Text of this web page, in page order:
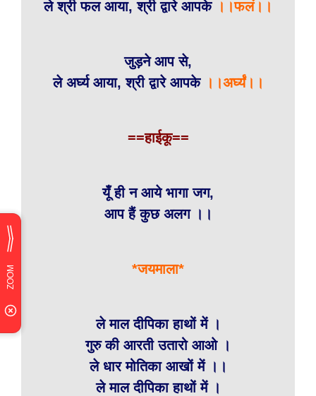
ले श्री फल आया, श्री द्वारे आपके।।फलं।।
जुड़ने आप से,
ले अर्घ्य आया, श्री द्वारे आपके ।।अर्घ्यं।।
==हाईकू==
यूँ ही न आये भागा जग,
आप हैं कुछ अलग ।।
*जयमाला*
ले माल दीपिका हाथों में ।
गुरु की आरती उतारो आओ ।
ले धार मोतिका आखों में ।।
ले माल दीपिका हाथों में ।